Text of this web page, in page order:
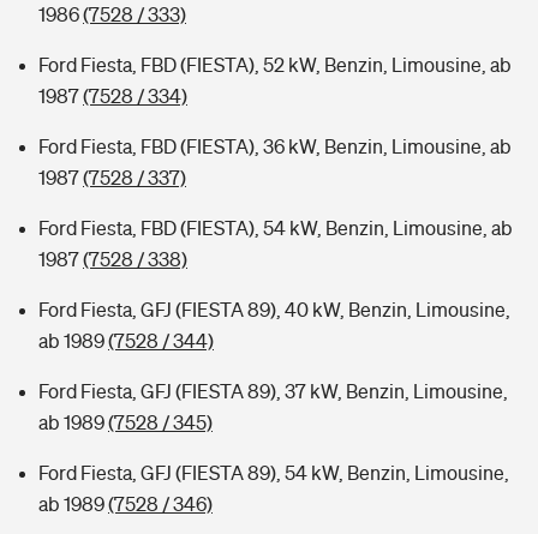
1986(7528 / 333)
Ford Fiesta, FBD (FIESTA), 52 kW, Benzin, Limousine, ab
1987(7528 / 334)
Ford Fiesta, FBD (FIESTA), 36 kW, Benzin, Limousine, ab
1987(7528 / 337)
Ford Fiesta, FBD (FIESTA), 54 kW, Benzin, Limousine, ab
1987(7528 / 338)
Ford Fiesta, GFJ (FIESTA 89), 40 kW, Benzin, Limousine,
ab 1989(7528 / 344)
Ford Fiesta, GFJ (FIESTA 89), 37 kW, Benzin, Limousine,
ab 1989(7528 / 345)
Ford Fiesta, GFJ (FIESTA 89), 54 kW, Benzin, Limousine,
ab 1989(7528 / 346)